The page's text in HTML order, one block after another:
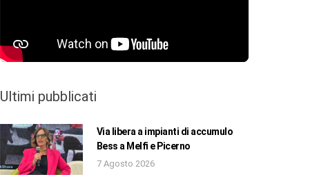
Ultimi pubblicati
Via libera a impianti di accumulo
Bess a Melfi e Picerno
7 Agosto 2026